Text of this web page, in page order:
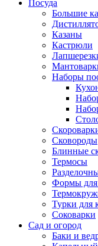
Посуда
Большие
Казаны
Кастрюли
Наборы
Сковороды
Блинные
Термосы
Формы для
Турки для
Соковарки
Сад и огород
Баки и